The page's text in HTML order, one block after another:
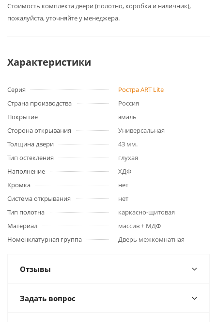
Cтоимость комплекта двери (полотно, коробка и наличник),
пожалуйста, уточняйте у менеджера.
Характеристики
Серия
Ростра ART Lite
Страна производства
Россия
Покрытие
эмаль
Сторона открывания
Универсальная
Толщина двери
43 мм.
Тип остекления
глухая
Наполнение
ХДФ
Кромка
нет
Система открывания
нет
Тип полотна
каркасно-щитовая
Материал
массив + МДФ
Номенклатурная группа
Дверь межкомнатная
Отзывы
Задать вопрос